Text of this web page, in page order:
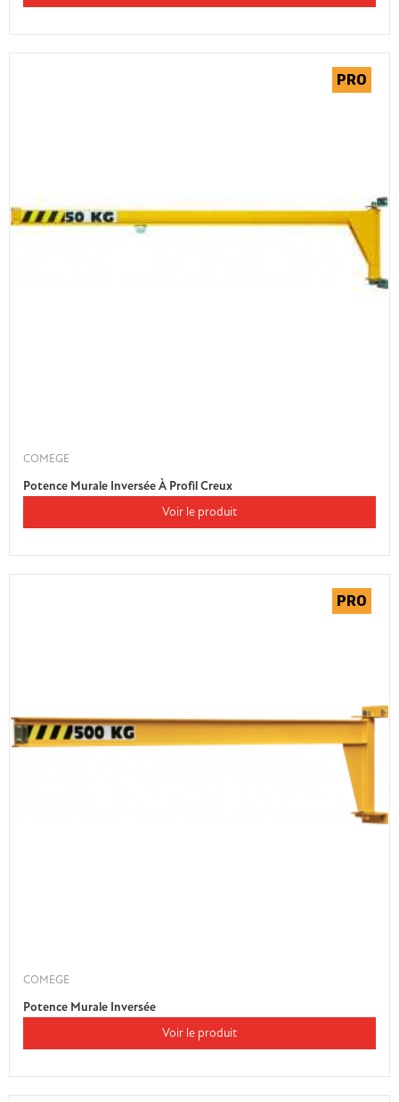
COMEGE
Potence Murale Inversée À Profil Creux
Voir le produit
COMEGE
Potence Murale Inversée
Voir le produit